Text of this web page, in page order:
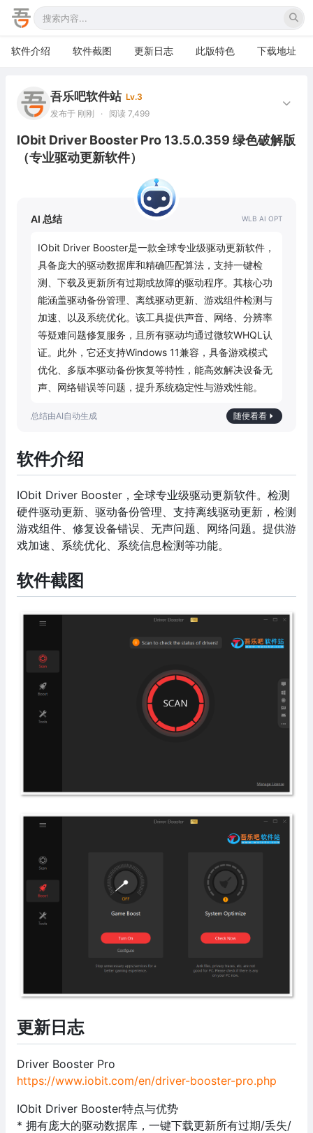
软件介绍 软件截图 更新日志 此版特色 下载地址
吾乐吧软件站 Lv.3
发布于 刚刚
· 阅读 7,499
IObit Driver Booster Pro 13.5.0.359 绿色破解版
（专业驱动更新软件）
AI 总结
IObit Driver Booster是一款全球专业级驱动更新软件，
具备庞大的驱动数据库和精确匹配算法，支持一键检
测、下载及更新所有过期或故障的驱动程序。其核心功
能涵盖驱动备份管理、离线驱动更新、游戏组件检测与
加速、以及系统优化。该工具提供声音、网络、分辨率
等疑难问题修复服务，且所有驱动均通过微软WHQL认
证。此外，它还支持Windows 11兼容，具备游戏模式
优化、多版本驱动备份恢复等特性，能高效解决设备无
声、网络错误等问题，提升系统稳定性与游戏性能。
随便看看
软件介绍
IObit Driver Booster，全球专业级驱动更新软件。检测
硬件驱动更新、驱动备份管理、支持离线驱动更新，检测
游戏组件、修复设备错误、无声问题、网络问题。提供游
戏加速、系统优化、系统信息检测等功能。
软件截图
更新日志
Driver Booster Pro
https://www.iobit.com/en/driver-booster-pro.php
IObit Driver Booster特点与优势
* 拥有庞大的驱动数据库，一键下载更新所有过期/丢失/